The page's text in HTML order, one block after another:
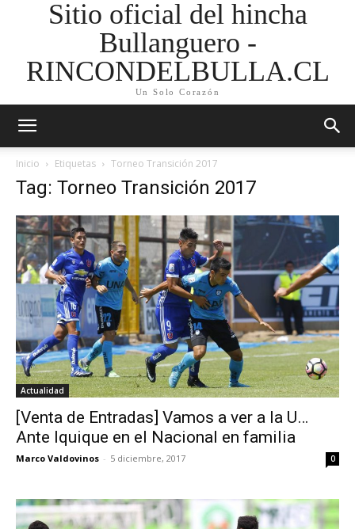
Sitio oficial del hincha
Bullanguero -
RINCONDELBULLA.CL
Un Solo Corazón
Inicio Etiquetas Torneo Transición 2017
Tag: Torneo Transición 2017
Actualidad
[Venta de Entradas] Vamos a ver a la U…
Ante Iquique en el Nacional en familia
Marco Valdovinos - 5 diciembre, 2017 0